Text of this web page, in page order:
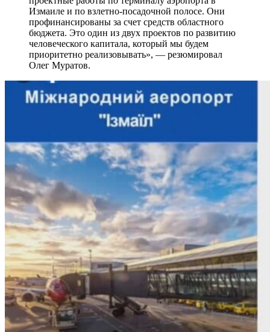
Измаиле и по взлетно-посадочной полосе. Они
профинансированы за счет средств областного
бюджета. Это один из двух проектов по развитию
человеческого капитала, который мы будем
приоритетно реализовывать», — резюмировал
Олег Муратов.